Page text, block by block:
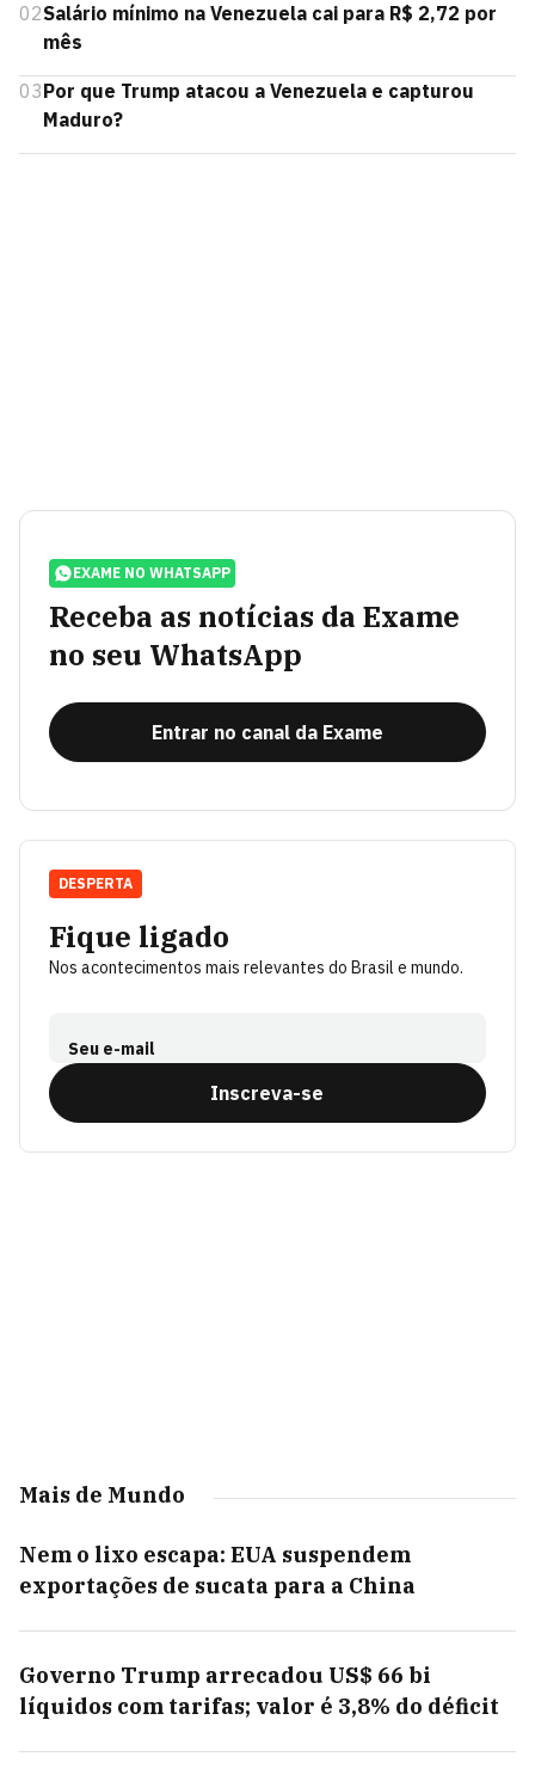
02Salário mínimo na Venezuela cai para R$ 2,72 por
mês
03Por que Trump atacou a Venezuela e capturou
Maduro?
EXAME NO WHATSAPP
Receba as notícias da Exame
no seu WhatsApp
Entrar no canal da Exame
Fique ligado
Nos acontecimentos mais relevantes do Brasil e mundo.
Seu e-mail
Inscreva-se
DESPERTA
Mais de Mundo
Nem o lixo escapa: EUA suspendem
exportações de sucata para a China
Governo Trump arrecadou US$ 66 bi
líquidos com tarifas; valor é 3,8% do déficit